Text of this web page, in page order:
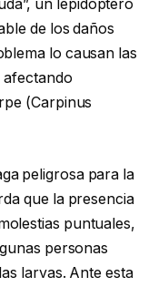
un lepidóptero
de los daños
lo causan las
afectando
(Carpinus
peligrosa para la
que la presencia
puntuales,
personas
larvas. Ante esta